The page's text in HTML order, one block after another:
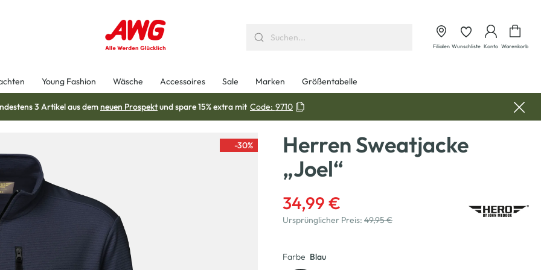
Filialen Wunschliste Konto Warenkorb
Young Fashion Wäsche Accessoires Sale Marken Größentabelle
3 Artikel aus demneuen Prospektund spare 15% extra mit Code: 9710
-30%
Herren Sweatjacke
„Joel“
34,99 €
Ursprünglicher Preis: 49,95 €
Farbe Blau